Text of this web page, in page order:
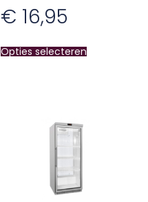
€ 16,95
Opties selecteren